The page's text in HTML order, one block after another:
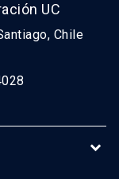
UC
Chile